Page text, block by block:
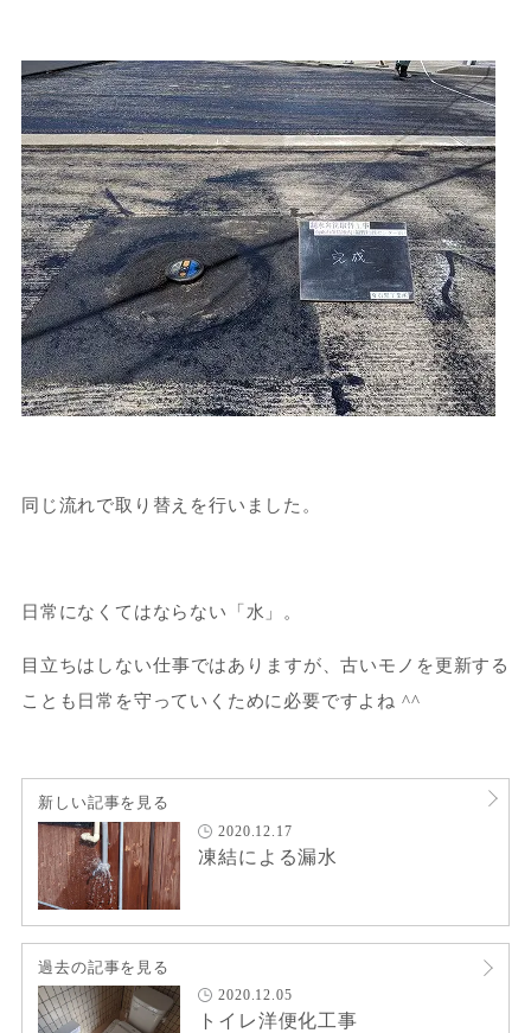
同じ流れで取り替えを行いました。
日常になくてはならない「水」。
目立ちはしない仕事ではありますが、古いモノを更新する
ことも日常を守っていくために必要ですよね ^^
新しい記事を見る
2020.12.17
凍結による漏水
過去の記事を見る
2020.12.05
トイレ洋便化工事